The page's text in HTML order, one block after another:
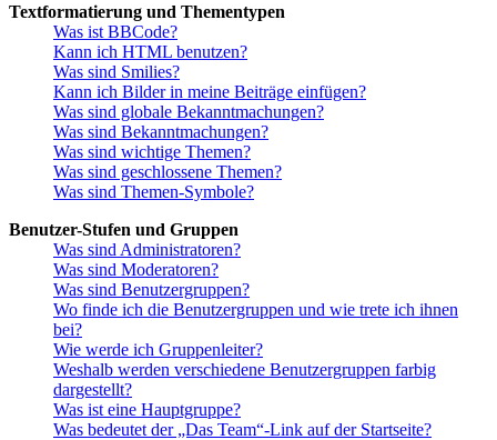
Textformatierung und Thementypen
Was ist BBCode?
Kann ich HTML benutzen?
Was sind Smilies?
Kann ich Bilder in meine Beiträge einfügen?
Was sind globale Bekanntmachungen?
Was sind Bekanntmachungen?
Was sind wichtige Themen?
Was sind geschlossene Themen?
Was sind Themen-Symbole?
Benutzer-Stufen und Gruppen
Was sind Administratoren?
Was sind Moderatoren?
Was sind Benutzergruppen?
Wo finde ich die Benutzergruppen und wie trete ich ihnen
bei?
Wie werde ich Gruppenleiter?
Weshalb werden verschiedene Benutzergruppen farbig
dargestellt?
Was ist eine Hauptgruppe?
Was bedeutet der „Das Team“-Link auf der Startseite?